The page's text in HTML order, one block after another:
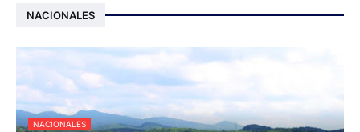
NACIONALES
NACIONALES